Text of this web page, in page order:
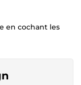
en cochant les